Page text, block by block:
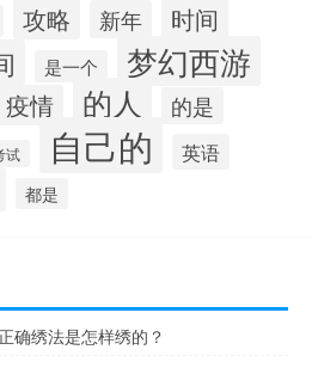
攻略 新年 时间
是一个 梦幻西游
疫情 的人 的是
试 自己的 英语
都是
确绣法是怎样绣的？